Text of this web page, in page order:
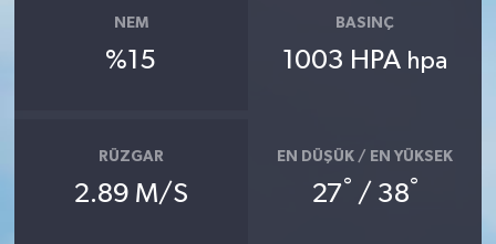
NEM
%15
BASINÇ
1003 HPA hpa
RÜZGAR
2.89 M/S
EN DÜŞÜK / EN YÜKSEK
27° / 38°